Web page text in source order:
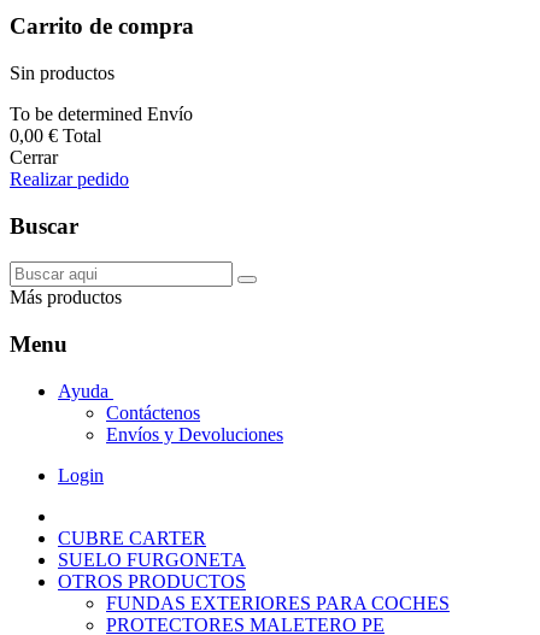
Carrito de compra
Sin productos
To be determined Envío
0,00 € Total
Cerrar
Realizar pedido
Buscar
Más productos
Menu
Ayuda
Contáctenos
Envíos y Devoluciones
Login
CUBRE CARTER
SUELO FURGONETA
OTROS PRODUCTOS
FUNDAS EXTERIORES PARA COCHES
PROTECTORES MALETERO PE